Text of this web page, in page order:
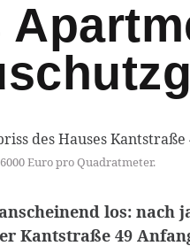
Euro pro Quadratmeter.
los:
Kantstraße 49